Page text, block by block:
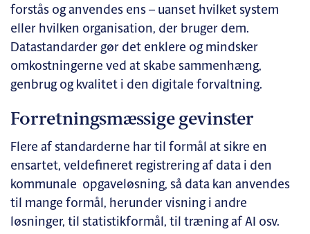
forstås og anvendes ens – uanset hvilket system
eller hvilken organisation, der bruger dem.
Datastandarder gør det enklere og mindsker
omkostningerne ved at skabe sammenhæng,
genbrug og kvalitet i den digitale forvaltning.
Forretningsmæssige gevinster
Flere af standarderne har til formål at sikre en
ensartet, veldefineret registrering af data i den
kommunale opgaveløsning, så data kan anvendes
til mange formål, herunder visning i andre
løsninger, til statistikformål, til træning af AI osv.